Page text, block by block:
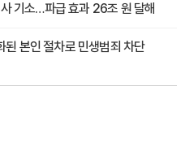
기소…파급 효과 26조 원 달해
된 본인 절차로 민생범죄 차단